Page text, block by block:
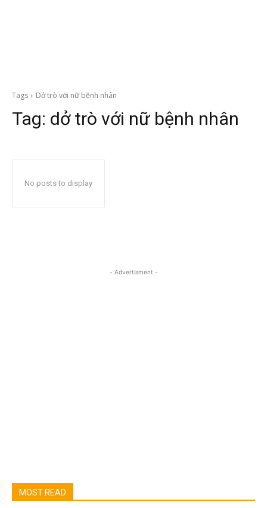
Tags Dở trò với nữ bệnh nhân
Tag: dở trò với nữ bệnh nhân
No posts to display
- Advertisment -
MOST READ